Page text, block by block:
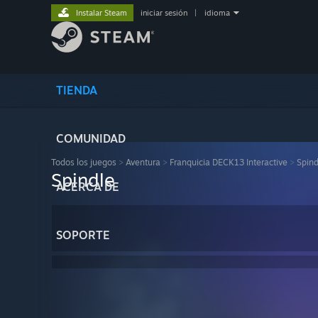
TIENDA
COMUNIDAD
ACERCA DE
SOPORTE
Instalar Steam iniciar sesión idioma
Todos los juegos > Aventura > Franquicia DECK13 Interactive >
Spindle